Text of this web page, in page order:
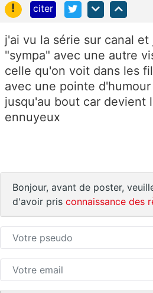
!
citer
j'ai vu la série sur canal
"sympa" avec une autre
celle qu'on voit dans les
avec une pointe
jusqu'au bout car devient
ennuyeux
Bonjour, avant de poster,
d'avoir pris connaissance des